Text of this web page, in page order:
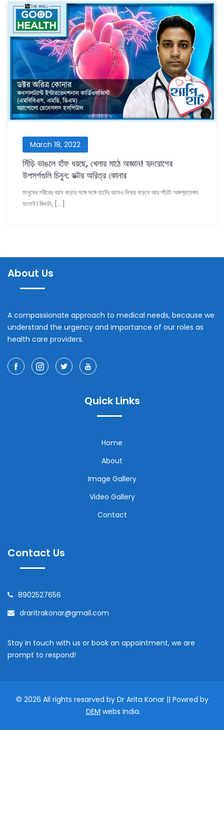
March 18, 2022
সিঁড়ি ভাঙলে হাঁফ ধরছে, খেলার মাঠে অজ্ঞান! হৃদরোগের
উপসর্গগুলি চিনুন: ডক্টর অরিত্র কোনার
মানুষের শরীরের বয়স বাড়ার সঙ্গে সঙ্গে হার্টের বয়সও নিশ্চয় বাড়বে আর পাঁচটা অঙ্গপ্রত্যঙ্গর
মতোই। কিডনি, […]
About Us
A compassionate approach to medical needs, because we
understand the urgency and importance of our roles as
health care providers.
Quick Links
Home
About
Image Gallery
Video Gallery
Contact
Contact Us
8902527656
draritrakonar@gmail.com
Stay in touch with us or book an appointment, we are
prompt to respond!
© 2026 All rights resarved by Dr Arita Konar || Powred by
DEM webs India.